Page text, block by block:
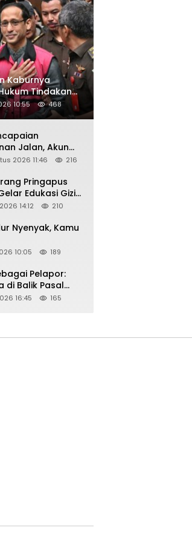
Kaburnya
Tindakan
10:55 468
Jalan, Akun
2026 11:46 216
Pringapus
Edukasi Gizi
Balita Peringati
14:12 210
Nyenyak, Kamu
10:05 189
Pelapor:
di Balik Pasal
16:45 165